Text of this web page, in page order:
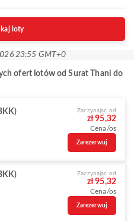
loty
23:55 GMT+0
ofert lotów od Surat Thani do
Zaczynając od
zł 95,32
Cena/os
Zarezerwuj
Zaczynając od
zł 95,32
Cena/os
Zarezerwuj